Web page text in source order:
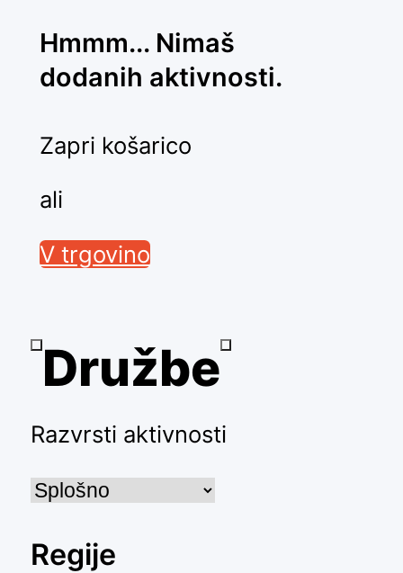
Hmmm... Nimaš
dodanih aktivnosti.
Zapri košarico
ali
V trgovino
Družbe
Razvrsti aktivnosti
Regije